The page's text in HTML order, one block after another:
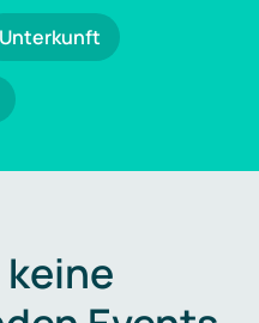
Unterkunft